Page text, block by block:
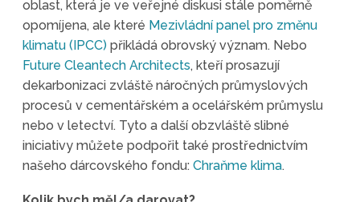
oblast, která je ve veřejné diskusi stále poměrně
opomíjena, ale které Mezivládní panel pro změnu
klimatu (IPCC) přikládá obrovský význam. Nebo
Future Cleantech Architects, kteří prosazují
dekarbonizaci zvláště náročných průmyslových
procesů v cementářském a ocelářském průmyslu
nebo v letectví. Tyto a další obzvláště slibné
iniciativy můžete podpořit také prostřednictvím
našeho dárcovského fondu: Chraňme klima.